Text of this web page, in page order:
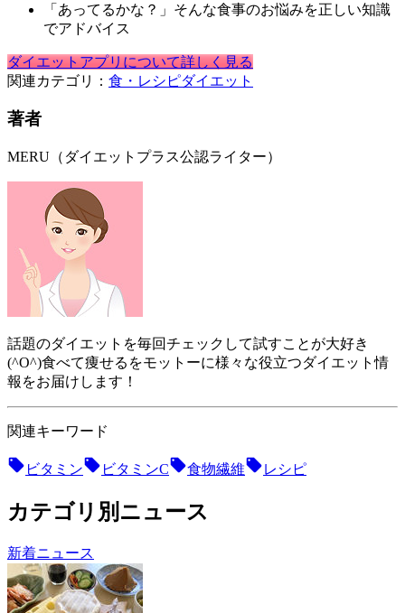
「あってるかな？」そんな食事のお悩みを正しい知識
でアドバイス
ダイエットアプリについて詳しく見る
関連カテゴリ： 食・レシピダイエット
著者
MERU（ダイエットプラス公認ライター）
話題のダイエットを毎回チェックして試すことが大好き
(^O^)食べて痩せるをモットーに様々な役立つダイエット情
報をお届けします！
関連キーワード
ビタミン ビタミンC 食物繊維 レシピ
カテゴリ別ニュース
新着ニュース